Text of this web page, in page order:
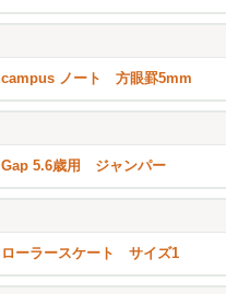
campus ノート 方眼罫5mm
Gap 5.6歳用 ジャンパー
ローラースケート サイズ1